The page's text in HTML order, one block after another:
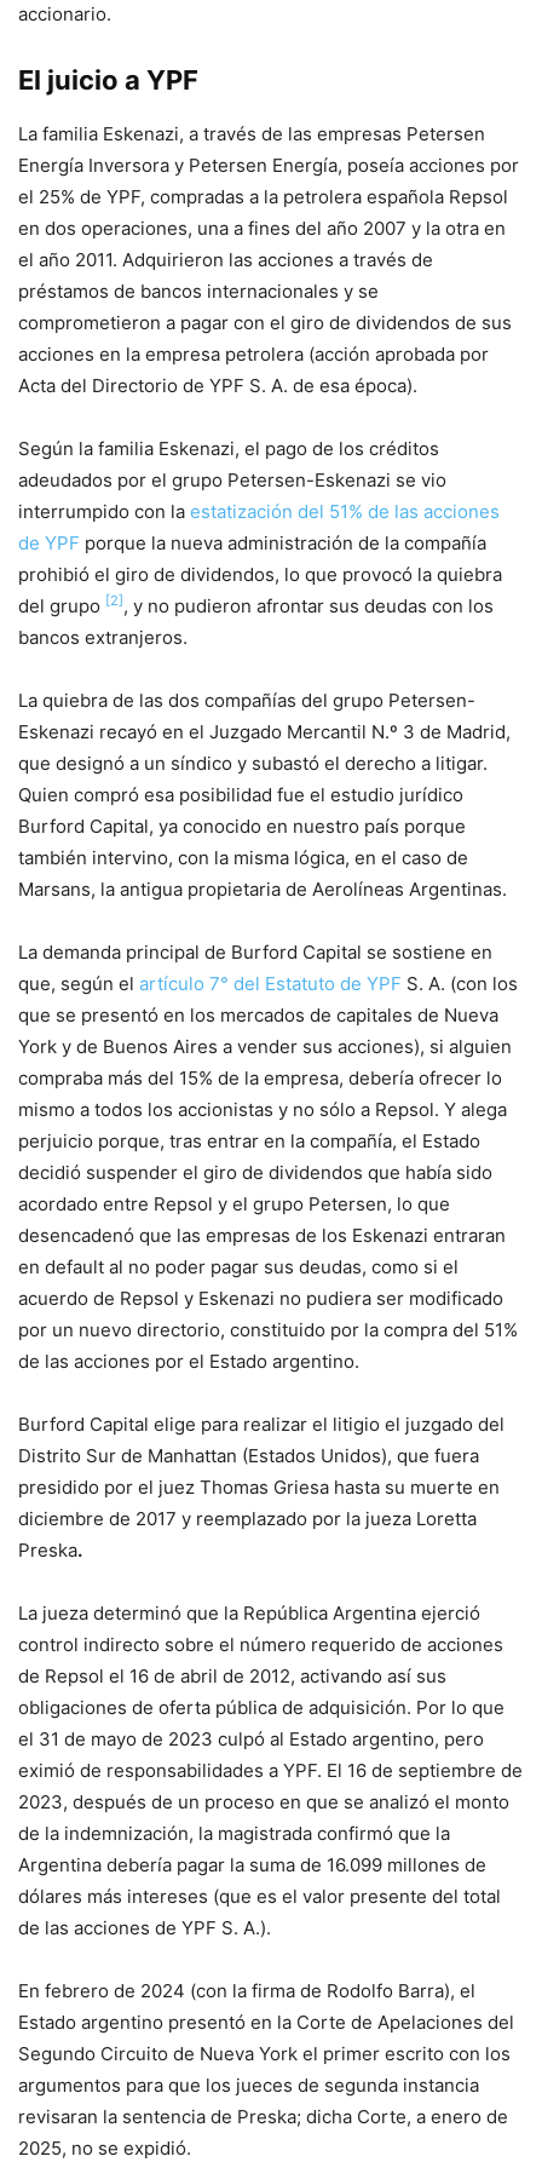
accionario.
El juicio a YPF
La familia Eskenazi, a través de las empresas Petersen
Energía Inversora y Petersen Energía, poseía acciones por
el 25% de YPF, compradas a la petrolera española Repsol
en dos operaciones, una a fines del año 2007 y la otra en
el año 2011. Adquirieron las acciones a través de
préstamos de bancos internacionales y se
comprometieron a pagar con el giro de dividendos de sus
acciones en la empresa petrolera (acción aprobada por
Acta del Directorio de YPF S. A. de esa época).
Según la familia Eskenazi, el pago de los créditos
adeudados por el grupo Petersen-Eskenazi se vio
interrumpido con la estatización del 51% de las acciones
de YPF porque la nueva administración de la compañía
prohibió el giro de dividendos, lo que provocó la quiebra
del grupo [2] , y no pudieron afrontar sus deudas con los
bancos extranjeros.
La quiebra de las dos compañías del grupo Petersen-
Eskenazi recayó en el Juzgado Mercantil N.º 3 de Madrid,
que designó a un síndico y subastó el derecho a litigar.
Quien compró esa posibilidad fue el estudio jurídico
Burford Capital, ya conocido en nuestro país porque
también intervino, con la misma lógica, en el caso de
Marsans, la antigua propietaria de Aerolíneas Argentinas.
La demanda principal de Burford Capital se sostiene en
que, según el artículo 7° del Estatuto de YPF S. A. (con los
que se presentó en los mercados de capitales de Nueva
York y de Buenos Aires a vender sus acciones), si alguien
compraba más del 15% de la empresa, debería ofrecer lo
mismo a todos los accionistas y no sólo a Repsol. Y alega
perjuicio porque, tras entrar en la compañía, el Estado
decidió suspender el giro de dividendos que había sido
acordado entre Repsol y el grupo Petersen, lo que
desencadenó que las empresas de los Eskenazi entraran
en default al no poder pagar sus deudas, como si el
acuerdo de Repsol y Eskenazi no pudiera ser modificado
por un nuevo directorio, constituido por la compra del 51%
de las acciones por el Estado argentino.
Burford Capital elige para realizar el litigio el juzgado del
Distrito Sur de Manhattan (Estados Unidos), que fuera
presidido por el juez Thomas Griesa hasta su muerte en
diciembre de 2017 y reemplazado por la jueza Loretta
Preska.
La jueza determinó que la República Argentina ejerció
control indirecto sobre el número requerido de acciones
de Repsol el 16 de abril de 2012, activando así sus
obligaciones de oferta pública de adquisición. Por lo que
el 31 de mayo de 2023 culpó al Estado argentino, pero
eximió de responsabilidades a YPF. El 16 de septiembre de
2023, después de un proceso en que se analizó el monto
de la indemnización, la magistrada confirmó que la
Argentina debería pagar la suma de 16.099 millones de
dólares más intereses (que es el valor presente del total
de las acciones de YPF S. A.).
En febrero de 2024 (con la firma de Rodolfo Barra), el
Estado argentino presentó en la Corte de Apelaciones del
Segundo Circuito de Nueva York el primer escrito con los
argumentos para que los jueces de segunda instancia
revisaran la sentencia de Preska; dicha Corte, a enero de
2025, no se expidió.